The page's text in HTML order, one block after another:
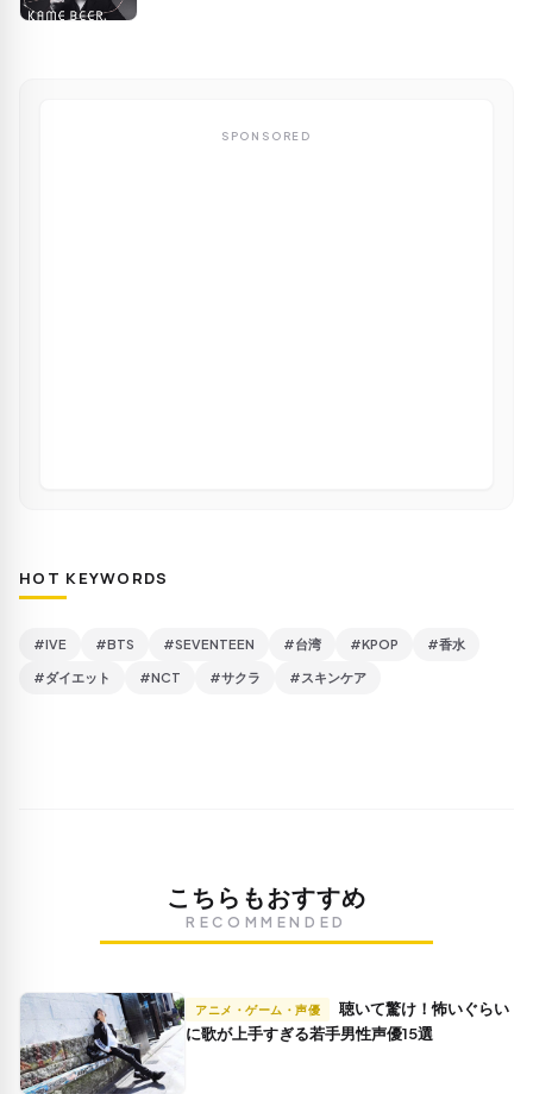
SPONSORED
HOT KEYWORDS
#IVE #BTS #SEVENTEEN #台湾 #KPOP #香水
#ダイエット #NCT #サクラ #スキンケア
こちらもおすすめ
RECOMMENDED
アニメ・ゲーム・声優
に歌が上手すぎる若手男性声優15選